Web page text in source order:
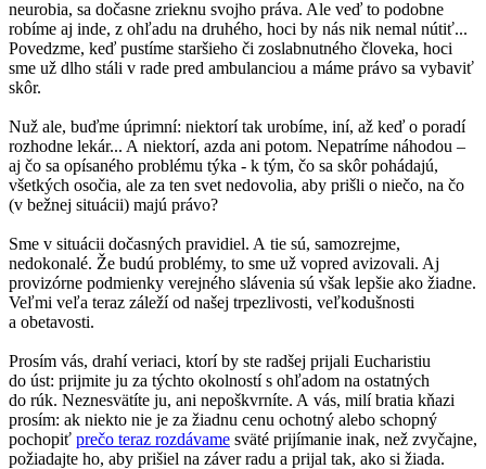
neurobia, sa dočasne zrieknu svojho práva. Ale veď to podobne
robíme aj inde, z ohľadu na druhého, hoci by nás nik nemal nútiť...
Povedzme, keď pustíme staršieho či zoslabnutného človeka, hoci
sme už dlho stáli v rade pred ambulanciou a máme právo sa vybaviť
skôr.
Nuž ale, buďme úprimní: niektorí tak urobíme, iní, až keď o poradí
rozhodne lekár... A niektorí, azda ani potom. Nepatríme náhodou –
aj čo sa opísaného problému týka - k tým, čo sa skôr pohádajú,
všetkých osočia, ale za ten svet nedovolia, aby prišli o niečo, na čo
(v bežnej situácii) majú právo?
Sme v situácii dočasných pravidiel. A tie sú, samozrejme,
nedokonalé. Že budú problémy, to sme už vopred avizovali. Aj
provizórne podmienky verejného slávenia sú však lepšie ako žiadne.
Veľmi veľa teraz záleží od našej trpezlivosti, veľkodušnosti
a obetavosti.
Prosím vás, drahí veriaci, ktorí by ste radšej prijali Eucharistiu
do úst: prijmite ju za týchto okolností s ohľadom na ostatných
do rúk. Neznesvätíte ju, ani nepoškvrníte. A vás, milí bratia kňazi
prosím: ak niekto nie je za žiadnu cenu ochotný alebo schopný
pochopiť prečo teraz rozdávame sväté prijímanie inak, než zvyčajne,
požiadajte ho, aby prišiel na záver radu a prijal tak, ako si žiada.